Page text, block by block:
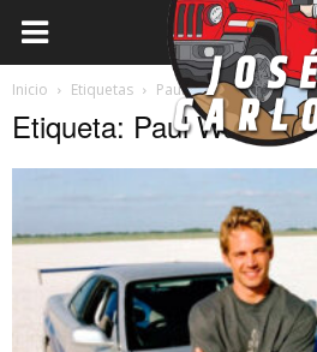
Inicio Etiquetas Paul Walker
Etiqueta: Paul Walker